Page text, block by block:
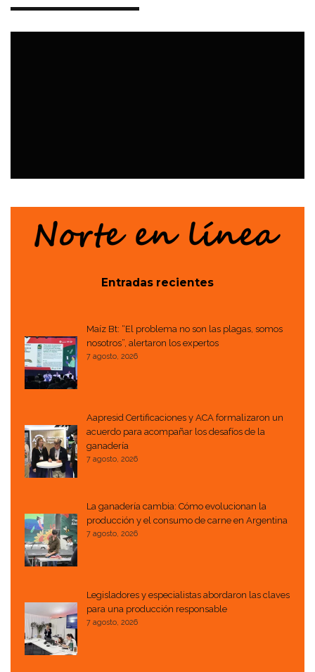
Entradas recientes
Maíz Bt: “El problema no son las plagas, somos
nosotros”, alertaron los expertos
7 agosto, 2026
Aapresid Certificaciones y ACA formalizaron un
acuerdo para acompañar los desafíos de la
ganadería
7 agosto, 2026
La ganadería cambia: Cómo evolucionan la
producción y el consumo de carne en Argentina
7 agosto, 2026
Legisladores y especialistas abordaron las claves
para una producción responsable
7 agosto, 2026